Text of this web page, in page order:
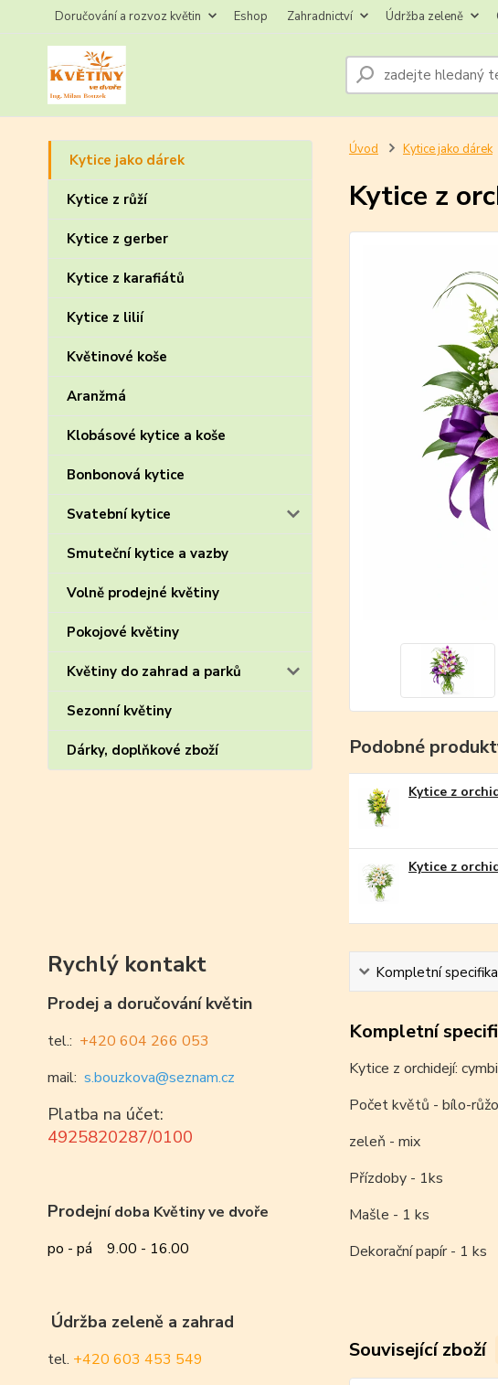
Doručování a rozvoz květin Eshop Zahradnictví Údržba zeleně
Kytice jako dárek
Kytice z růží
Kytice z gerber
Kytice z karafiátů
Kytice z lilií
Květinové koše
Aranžmá
Klobásové kytice a koše
Bonbonová kytice
Svatební kytice
Smuteční kytice a vazby
Volně prodejné květiny
Pokojové květiny
Květiny do zahrad a parků
Sezonní květiny
Dárky, doplňkové zboží
Rychlý kontakt
Prodej a doručování květin
tel.: +420 604 266 053
mail: s.bouzkova@seznam.cz
Platba na účet:
4925820287/0100
Prodejní doba Květiny ve dvoře
po - pá 9.00 - 16.00
Údržba zeleně a zahrad
tel. +420 603 453 549
Úvod Kytice jako dárek
Kytice z
Podobné
Kytice z
Kytice z
Kompletní
Kompletní
Kytice z orchidejí:
Počet květů - bílo-
zeleň - mix
Přízdoby - 1ks
Mašle - 1 ks
Dekorační papír - 1 ks
Související zboží